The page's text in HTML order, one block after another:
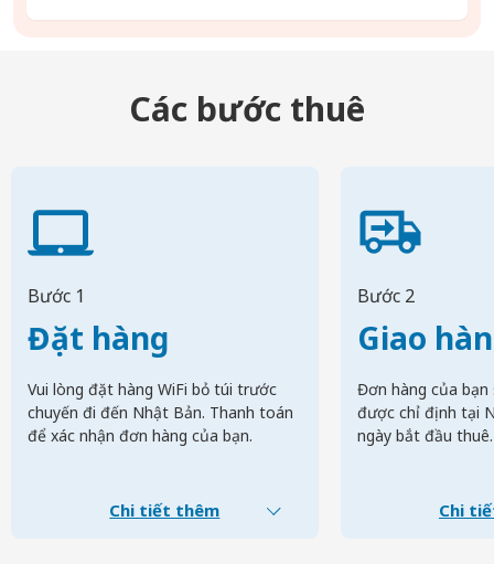
Các bước thuê
Bước 1
Đặt hàng
Vui lòng đặt hàng WiFi bỏ túi trước
chuyến đi đến Nhật Bản. Thanh toán
để xác nhận đơn hàng của bạn.
Chi tiết thêm
Bước 2
Giao
Đơn hàng của
được chỉ định tại
ngày bắt đầu thuê.
Chi